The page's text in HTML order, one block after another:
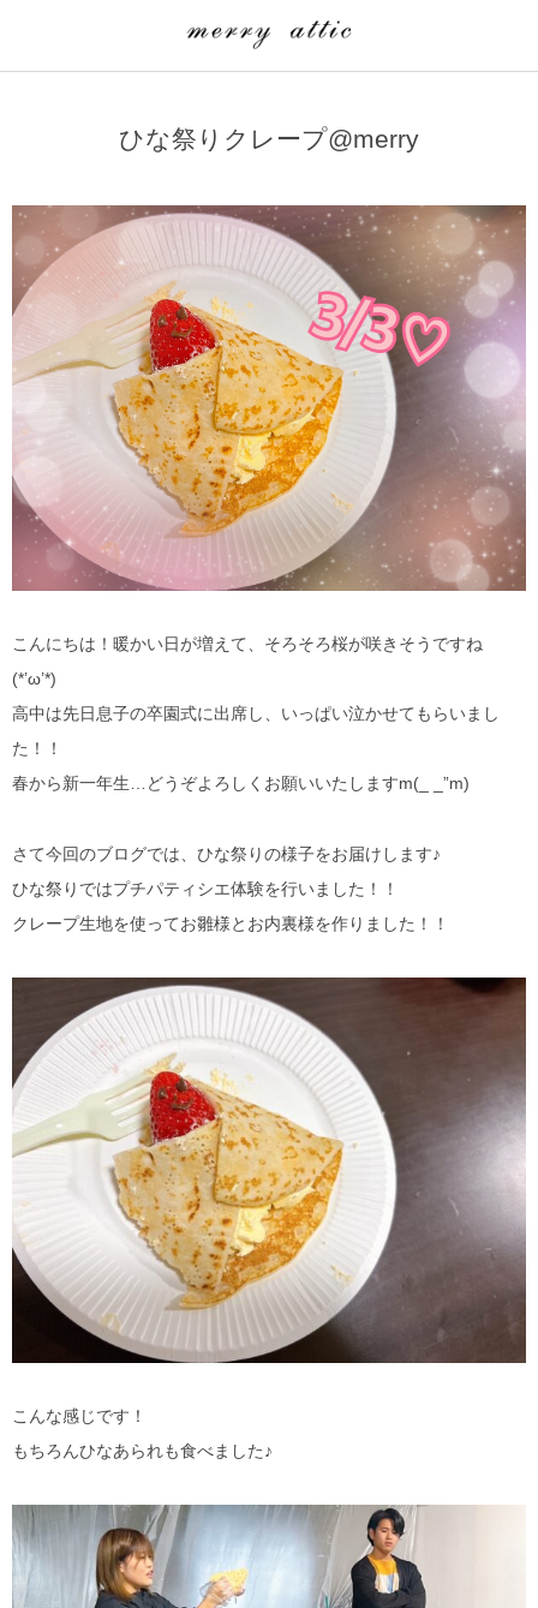
ひな祭りクレープ@merry
こんにちは！暖かい日が増えて、そろそろ桜が咲きそうですね
(*’ω’*)
高中は先日息子の卒園式に出席し、いっぱい泣かせてもらいまし
た！！
春から新一年生…どうぞよろしくお願いいたしますm(_ _”m)
さて今回のブログでは、ひな祭りの様子をお届けします♪
ひな祭りではプチパティシエ体験を行いました！！
クレープ生地を使ってお雛様とお内裏様を作りました！！
こんな感じです！
もちろんひなあられも食べました♪
merry attic ミュージッククラス